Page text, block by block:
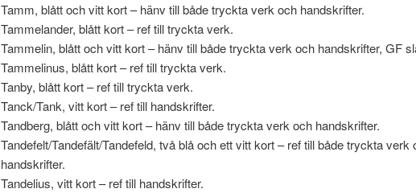
Tamm, blått och vitt kort – hänv till både tryckta verk och handskrifter.
Tammelander, blått kort – ref till tryckta verk.
Tammelin, blått och vitt kort – hänv till både tryckta verk och handskrifter, GF
Tammelinus, blått kort – ref till tryckta verk.
Tanby, blått kort – ref till tryckta verk.
Tanck/Tank, vitt kort – ref till handskrifter.
Tandberg, blått och vitt kort – hänv till både tryckta verk och handskrifter.
Tandefelt/Tandefält/Tandefeld, två blå och ett vitt kort – ref till både tryckta verk
handskrifter.
Tandelius, vitt kort – ref till handskrifter.